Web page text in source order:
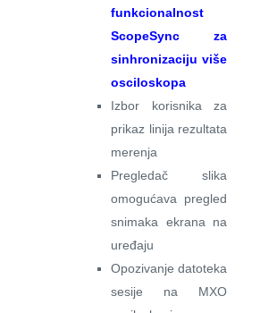
funkcionalnost
ScopeSync za
sinhronizaciju više
osciloskopa
Izbor korisnika za
prikaz linija rezultata
merenja
Pregledač slika
omogućava pregled
snimaka ekrana na
uređaju
Opozivanje datoteka
sesije na MXO